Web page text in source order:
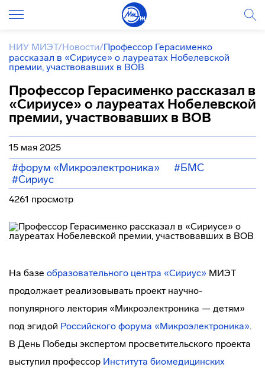
НИУ МИЭТ/Новости/Профессор Герасименко
рассказал в «Сириусе» о лауреатах Нобелевской
премии, участвовавших в ВОВ
Профессор Герасименко рассказал в
«Сириусе» о лауреатах Нобелевской
премии, участвовавших в ВОВ
15 мая 2025
#форум «Микроэлектроника»
#БМС
#Сириус
4261 просмотр
На базе образовательного центра «Сириус» МИЭТ
продолжает реализовывать проект научно-
популярного лектория «Микроэлектроника — детям»
под эгидой Российского форума «Микроэлектроника».
В День Победы экспертом просветительского проекта
выступил профессор Института биомедицинских